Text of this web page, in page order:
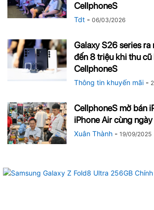
CellphoneS
Tdt - 06/03/2026
Galaxy S26 series ra
đến 8 triệu khi thu cũ
CellphoneS
Thông tin khuyến mãi -
CellphoneS mở bán
iPhone Air cùng
Xuân Thành - 19/09/2025